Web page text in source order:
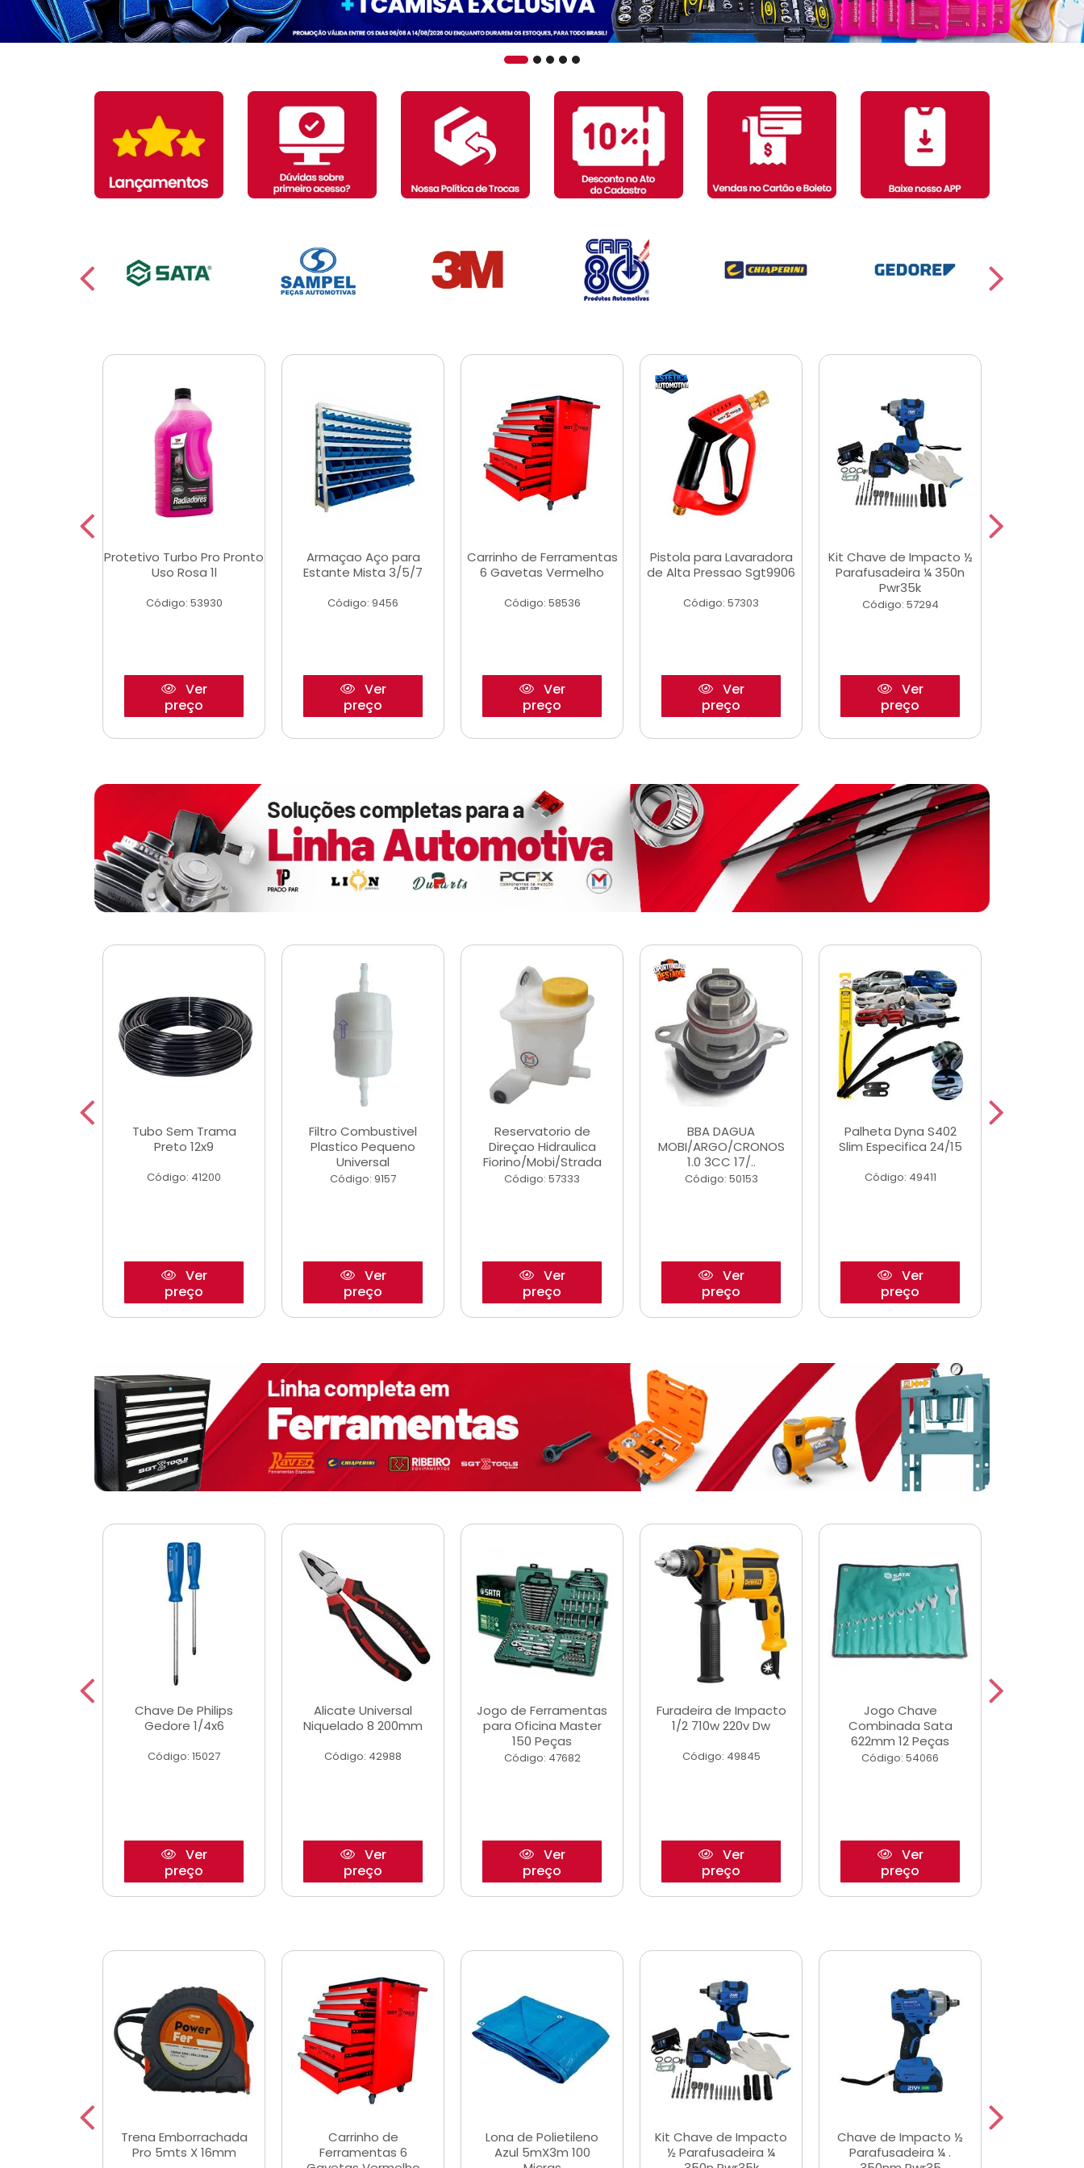
Protetivo Turbo Pro Pronto
Uso Rosa 1l
Código: 53930
Ver
preço
Armaçao Aço para
Estante Mista 3/5/7
Código: 9456
Ver
preço
Carrinho de Ferramentas
6 Gavetas Vermelho
Código: 58536
Ver
preço
Pistola para Lavaradora
de Alta Pressao Sgt9906
Código: 57303
Ver
preço
Kit Chave de Impacto ½
Parafusadeira ¼ 350n
Pwr35k
Código: 57294
Ver
preço
Tubo Sem Trama
Preto 12x9
Código: 41200
Ver
preço
Filtro Combustivel
Plastico Pequeno
Universal
Código: 9157
Ver
preço
Reservatorio de
Direçao Hidraulica
Fiorino/Mobi/Strada
Código: 57333
Ver
preço
BBA DAGUA
MOBI/ARGO/CRONOS
1.0 3CC 17/..
Código: 50153
Ver
preço
Palheta Dyna S402
Slim Especifica 24/15
Código: 49411
Ver
preço
Chave De Philips
Gedore 1/4x6
Código: 15027
Ver
preço
Alicate Universal
Niquelado 8 200mm
Código: 42988
Ver
preço
Jogo de Ferramentas
para Oficina Master
150 Peças
Código: 47682
Ver
preço
Furadeira de Impacto
1/2 710w 220v Dw
Código: 49845
Ver
preço
Jogo Chave
Combinada Sata
622mm 12 Peças
Código: 54066
Ver
preço
Trena Emborrachada
Pro 5mts X 16mm
Carrinho de
Ferramentas 6
Lona de Polietileno
Azul 5mX3m 100
Kit Chave de Impacto
½ Parafusadeira ¼
Chave de Impacto ½
Parafusadeira ¼ .